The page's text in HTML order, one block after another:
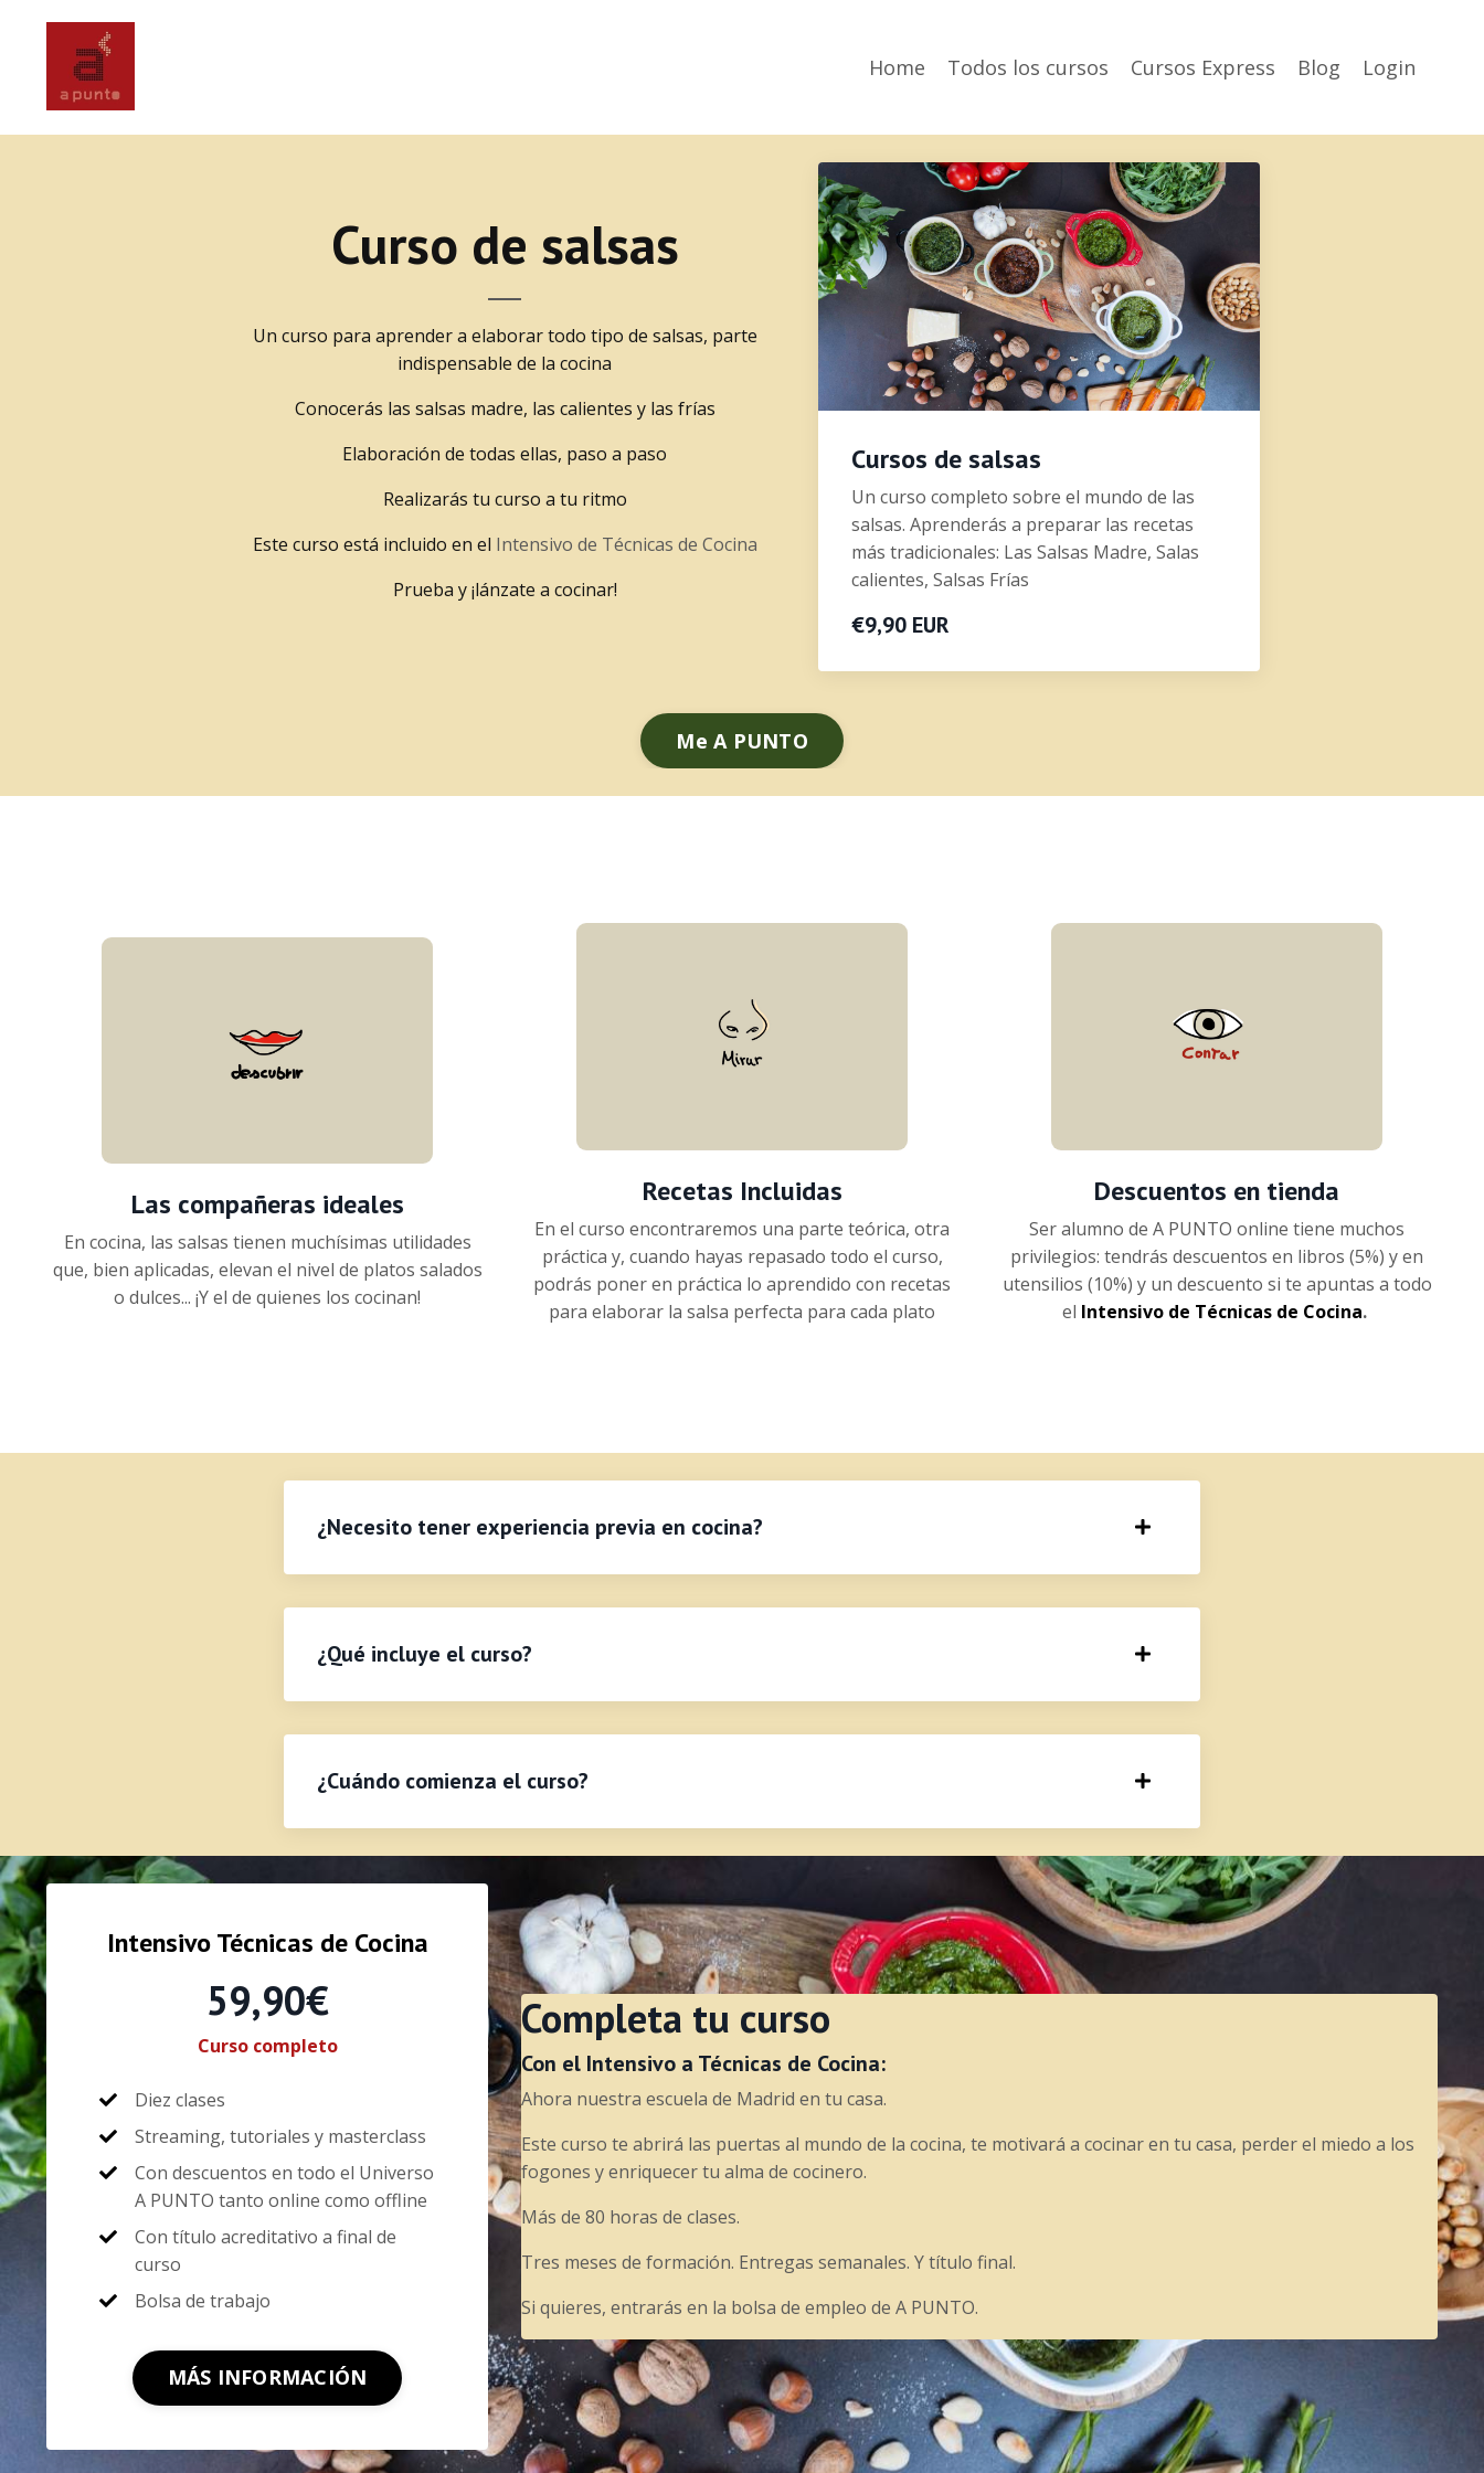
Home Todos los cursos Cursos Express Blog Login
Curso de salsas
Un curso para aprender a elaborar todo tipo de salsas, parte
indispensable de la cocina
Conocerás las salsas madre, las calientes y las frías
Elaboración de todas ellas, paso a paso
Realizarás tu curso a tu ritmo
Este curso está incluido en el Intensivo de Técnicas de Cocina
Prueba y ¡lánzate a cocinar!
Cursos de salsas
Un curso completo sobre el mundo de las
salsas. Aprenderás a preparar las recetas
más tradicionales: Las Salsas Madre, Salas
calientes, Salsas Frías
€9,90 EUR
Me A PUNTO
Las compañeras ideales
En cocina, las salsas tienen muchísimas utilidades
que, bien aplicadas, elevan el nivel de platos salados
o dulces... ¡Y el de quienes los cocinan!
Recetas Incluidas
En el curso encontraremos una parte teórica, otra
práctica y, cuando hayas repasado todo el curso,
podrás poner en práctica lo aprendido con recetas
para elaborar la salsa perfecta para cada plato
Descuentos en tienda
Ser alumno de A PUNTO online tiene muchos
privilegios: tendrás descuentos en libros (5%) y en
utensilios (10%) y un descuento si te apuntas a todo
el Intensivo de Técnicas de Cocina.
¿Necesito tener experiencia previa en cocina?
¿Qué incluye el curso?
¿Cuándo comienza el curso?
Intensivo Técnicas de Cocina
59,90€
Curso completo
Diez clases
Streaming, tutoriales y masterclass
Con descuentos en todo el Universo
A PUNTO tanto online como offline
Con título acreditativo a final de
curso
Bolsa de trabajo
MÁS INFORMACIÓN
Completa tu curso
Con el Intensivo a Técnicas de Cocina:
Ahora nuestra escuela de Madrid en tu casa.
Este curso te abrirá las puertas al mundo de la cocina, te motivará a cocinar en tu casa, perder el miedo a los
fogones y enriquecer tu alma de cocinero.
Más de 80 horas de clases.
Tres meses de formación. Entregas semanales. Y título final.
Si quieres, entrarás en la bolsa de empleo de A PUNTO.